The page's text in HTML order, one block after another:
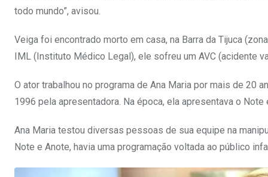
todo mundo”, avisou.
Veiga foi encontrado morto em casa, na Barra da Tijuca
IML (Instituto Médico Legal), ele sofreu um AVC (acidente
O ator trabalhou no programa de Ana Maria por mais de 20
1996 pela apresentadora. Na época, ela apresentava o
Ana Maria testou diversas pessoas de sua equipe na
Note e Anote, havia uma programação voltada ao público